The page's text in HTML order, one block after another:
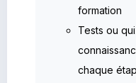
formation
Tests ou
chaque